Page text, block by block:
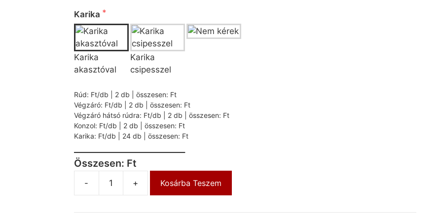
Karika
Karika
akasztóval
Karika
csipesszel
Rúd: Ft/db | 2 db | összesen: Ft
Végzáró: Ft/db | 2 db | összesen: Ft
Végzáró hátsó rúdra: Ft/db | 2 db | összesen: Ft
Konzol: Ft/db | 2 db | összesen: Ft
Karika: Ft/db | 24 db | összesen: Ft
Összesen: Ft
- + Kosárba Teszem